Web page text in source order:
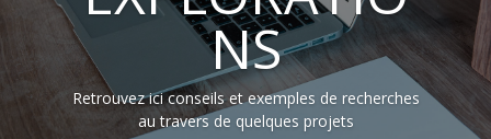
NS
Retrouvez ici conseils et exemples de recherches
au travers de quelques projets